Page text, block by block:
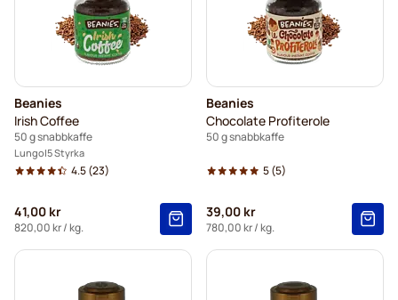
Beanies
Irish Coffee
50 g snabbkaffe
Lungo 5 Styrka
4.5(23)
41,00 kr
820,00 kr/ kg.
Beanies
Chocolate Profiterole
50 g snabbkaffe
5(5)
39,00 kr
780,00 kr/ kg.